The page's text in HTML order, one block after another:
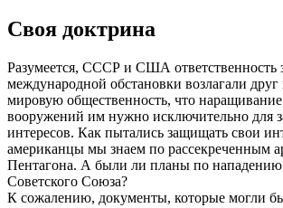
Своя доктрина
Разумеется, СССР и США ответственность
международной обстановки возлагали друг
мировую общественность, что
вооружений им нужно исключительно для
интересов. Как пытались защищать свои
американцы мы знаем по рассекреченным
Пентагона. А были ли планы по
Советского Союза?
К сожалению, документы, которые могли